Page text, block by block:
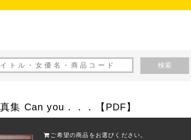
検索
集 Can you．．．【PDF】
ご希望の商品をお選びください。